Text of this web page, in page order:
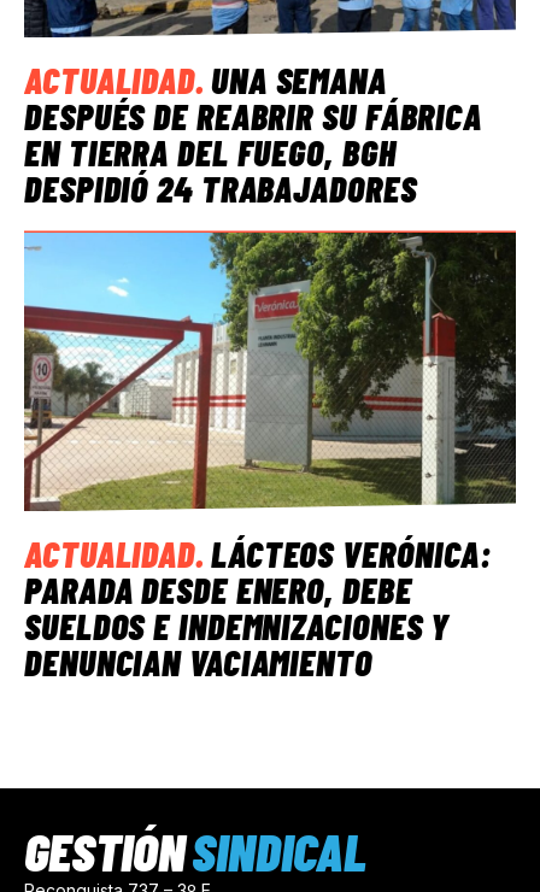
ACTUALIDAD.UNA SEMANA
DESPUÉS DE REABRIR SU FÁBRICA
EN TIERRA DEL FUEGO, BGH
DESPIDIÓ 24 TRABAJADORES
ACTUALIDAD.LÁCTEOS VERÓNICA:
PARADA DESDE ENERO, DEBE
SUELDOS E INDEMNIZACIONES Y
DENUNCIAN VACIAMIENTO
GESTIÓNSINDICAL